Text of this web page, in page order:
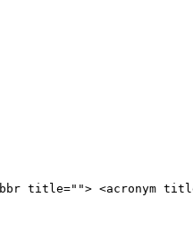
title=""> <acronym